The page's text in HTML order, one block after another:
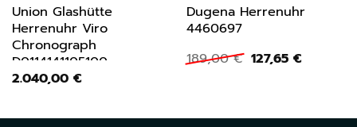
Union Glashütte
Herrenuhr Viro
Chronograph
D0114141105100
2.040,00 €
Dugena Herrenuhr
4460697
189,00€ Ursprünglicher
Preis
127,65 €Aktueller